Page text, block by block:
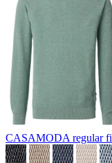
CASAMODA regular